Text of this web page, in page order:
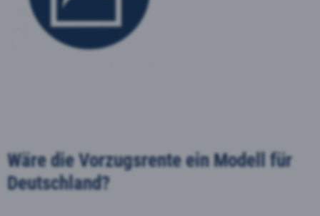
Wäre die Vorzugsrente ein Modell für
Deutschland?